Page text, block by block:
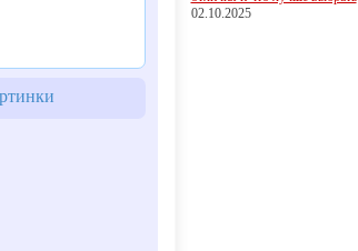
02.10.2025